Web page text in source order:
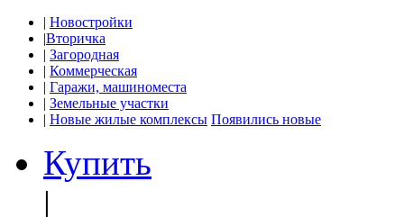
| Новостройки
|Вторичка
| Загородная
| Коммерческая
| Гаражи, машиноместа
| Земельные участки
| Новые жилые комплексы Появились новые
Купить
|